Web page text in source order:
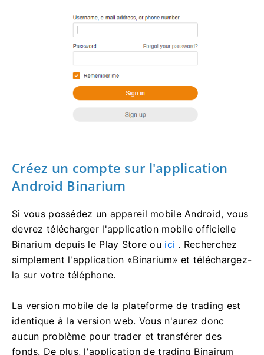
Créez un compte sur l'application
Android Binarium
Si vous possédez un appareil mobile Android, vous
devrez télécharger l'application mobile officielle
Binarium depuis le Play Store ou ici . Recherchez
simplement l'application «Binarium» et téléchargez-
la sur votre téléphone.
La version mobile de la plateforme de trading est
identique à la version web. Vous n'aurez donc
aucun problème pour trader et transférer des
fonds. De plus, l'application de trading Binairum